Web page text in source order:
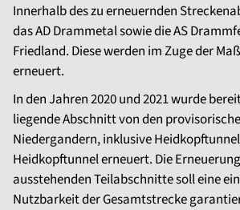
Innerhalb des zu erneuernden
das AD Drammetal sowie die AS
Friedland. Diese werden im Zuge der
erneuert.
In den Jahren 2020 und 2021 wurde
liegende Abschnitt von den
Niedergandern, inklusive
Heidkopftunnel erneuert. Die
ausstehenden Teilabschnitte soll eine
Nutzbarkeit der Gesamtstrecke